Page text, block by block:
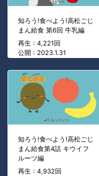
知ろう!食べよう!高松ごじ
まん給食 第6回 牛乳編
再生 : 4,221回
公開 : 2023.1.31
知ろう!食べよう!高松ごじ
まん給食第4話 キウイフ
ルーツ編
再生 : 4,932回